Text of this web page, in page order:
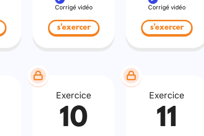
Corrigé vidéo
s'exercer
Corrigé vidéo
s'exercer
Exercice
10
Exercice
11